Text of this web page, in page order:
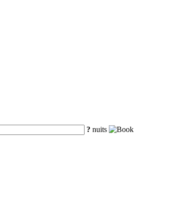
? nuits